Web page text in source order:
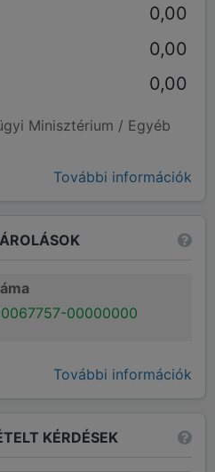
0,00
0,00
0,00
Minisztérium / Egyéb
További információk
00000000
További információk
KÉRDÉSEK